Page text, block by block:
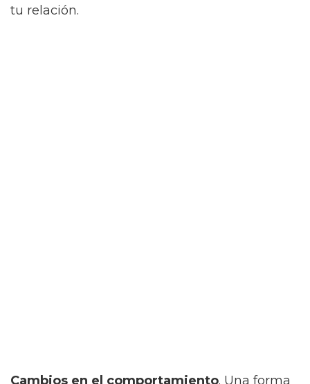
tu relación.
Cambios en el comportamiento. Una forma